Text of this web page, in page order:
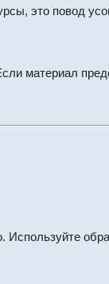
это повод
материал
Используйте